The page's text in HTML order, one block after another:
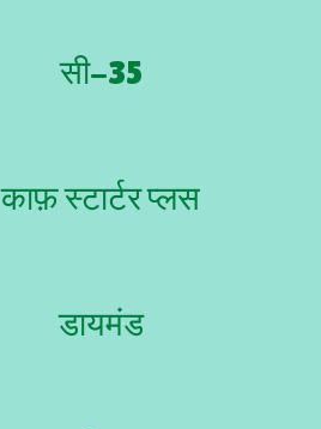
सी-35
काफ़ स्टार्टर प्लस
डायमंड